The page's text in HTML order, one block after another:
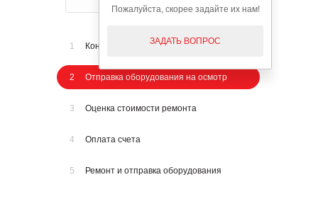
1 Консультация по телефону
2 Отправка оборудования на осмотр
3 Оценка стоимости ремонта
4 Оплата счета
5 Ремонт и отправка оборудования
Пожалуйста, скорее задайте их нам!
ЗАДАТЬ ВОПРОС